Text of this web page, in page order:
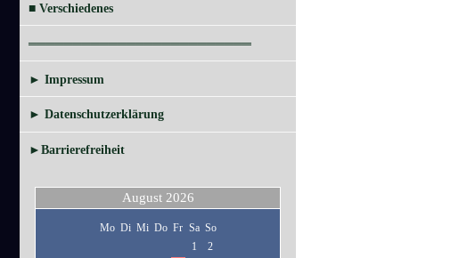
■ Verschiedenes
═════════════════════════
► Impressum
► Datenschutzerklärung
►Barrierefreiheit
August 2026
Mo Di Mi Do Fr Sa So
1
2